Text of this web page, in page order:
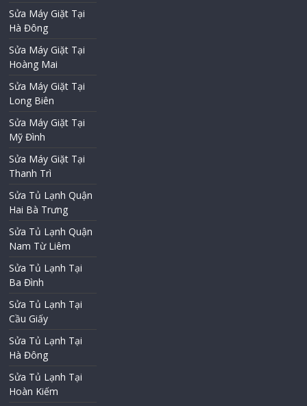
Sửa Máy Giặt Tại
Hà Đông
Sửa Máy Giặt Tại
Hoàng Mai
Sửa Máy Giặt Tại
Long Biên
Sửa Máy Giặt Tại
Mỹ Đình
Sửa Máy Giặt Tại
Thanh Trì
Sửa Tủ Lạnh Quận
Hai Bà Trưng
Sửa Tủ Lạnh Quận
Nam Từ Liêm
Sửa Tủ Lạnh Tại
Ba Đình
Sửa Tủ Lạnh Tại
Cầu Giấy
Sửa Tủ Lạnh Tại
Hà Đông
Sửa Tủ Lạnh Tại
Hoàn Kiếm